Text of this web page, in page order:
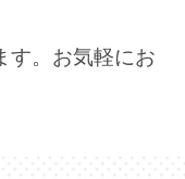
す。お気軽にお